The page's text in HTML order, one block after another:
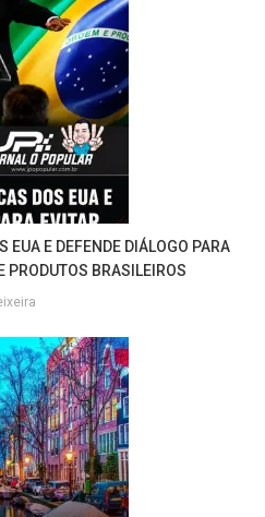
EUA E DEFENDE DIÁLOGO PARA
PRODUTOS BRASILEIROS